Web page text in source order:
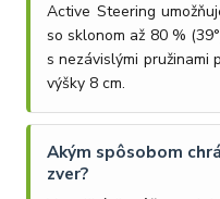
Active Steering
so sklonom až 80 %
s nezávislými pružinami
výšky 8 cm.
Akým spôsobom
zver?